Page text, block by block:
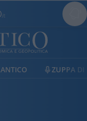
ZUPPA DI